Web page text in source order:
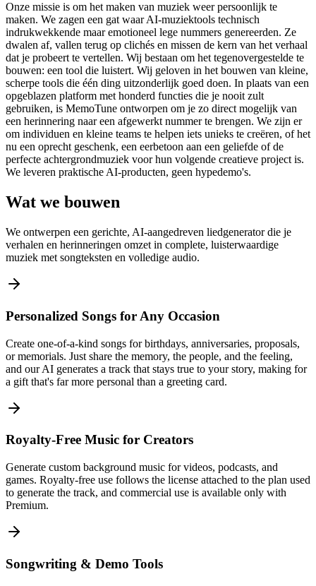
Onze missie is om het maken van muziek weer persoonlijk te
maken. We zagen een gat waar AI-muziektools technisch
indrukwekkende maar emotioneel lege nummers genereerden. Ze
dwalen af, vallen terug op clichés en missen de kern van het verhaal
dat je probeert te vertellen. Wij bestaan om het tegenovergestelde te
bouwen: een tool die luistert. Wij geloven in het bouwen van kleine,
scherpe tools die één ding uitzonderlijk goed doen. In plaats van een
opgeblazen platform met honderd functies die je nooit zult
gebruiken, is MemoTune ontworpen om je zo direct mogelijk van
een herinnering naar een afgewerkt nummer te brengen. We zijn er
om individuen en kleine teams te helpen iets unieks te creëren, of het
nu een oprecht geschenk, een eerbetoon aan een geliefde of de
perfecte achtergrondmuziek voor hun volgende creatieve project is.
We leveren praktische AI-producten, geen hypedemo's.
Wat we bouwen
We ontwerpen een gerichte, AI-aangedreven liedgenerator die je
verhalen en herinneringen omzet in complete, luisterwaardige
muziek met songteksten en volledige audio.
Personalized Songs for Any Occasion
Create one-of-a-kind songs for birthdays, anniversaries, proposals,
or memorials. Just share the memory, the people, and the feeling,
and our AI generates a track that stays true to your story, making for
a gift that's far more personal than a greeting card.
Royalty-Free Music for Creators
Generate custom background music for videos, podcasts, and
games. Royalty-free use follows the license attached to the plan used
to generate the track, and commercial use is available only with
Premium.
Songwriting & Demo Tools